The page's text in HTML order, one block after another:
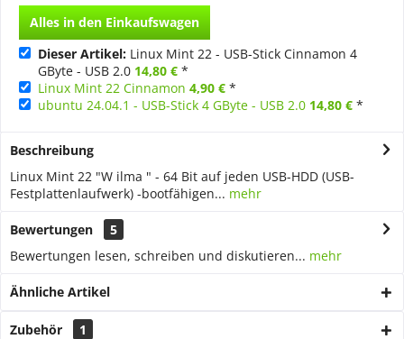
Alles in den Einkaufswagen
Dieser Artikel: Linux Mint 22 - USB-Stick Cinnamon 4
GByte - USB 2.0 14,80 € *
Linux Mint 22 Cinnamon 4,90 € *
ubuntu 24.04.1 - USB-Stick 4 GByte - USB 2.0 14,80 € *
Beschreibung
Linux Mint 22 "W ilma " - 64 Bit auf jeden USB-HDD (USB-
Festplattenlaufwerk) -bootfähigen... mehr
Bewertungen
5
Bewertungen lesen, schreiben und diskutieren... mehr
Ähnliche Artikel
Zubehör 1